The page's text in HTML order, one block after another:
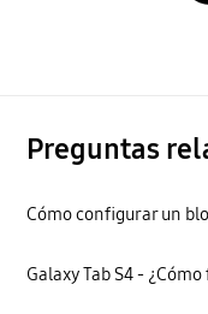
Preguntas
Cómo configurar un
Galaxy Tab S4 -